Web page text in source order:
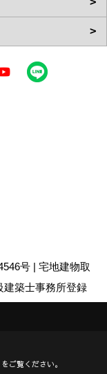
号 | 宅地建物取
建築士事務所登録
をご覧ください。